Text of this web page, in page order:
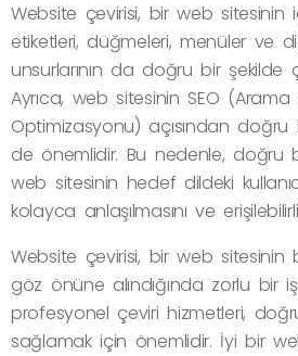
Website çevirisi, bir web sitesinin
etiketleri, düğmeleri, menüler ve
unsurlarının da doğru bir şekilde
Ayrıca, web sitesinin SEO
Optimizasyonu) açısından doğru
de önemlidir. Bu nedenle, doğru
web sitesinin hedef dildeki
kolayca anlaşılmasını ve
Website çevirisi, bir web
göz önüne alındığında zorlu bir
profesyonel çeviri hizmetleri,
sağlamak için önemlidir. İyi bir